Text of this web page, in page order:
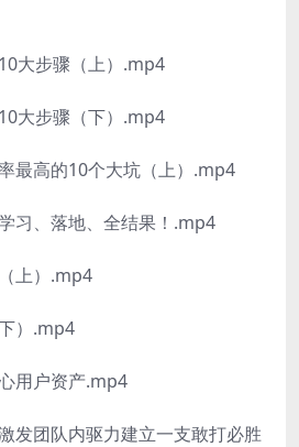
大步骤（上）.mp4
大步骤（下）.mp4
最高的10个大坑（上）.mp4
习、落地、全结果！.mp4
上）.mp4
）.mp4
用户资产.mp4
发团队内驱力建立一支敢打必胜